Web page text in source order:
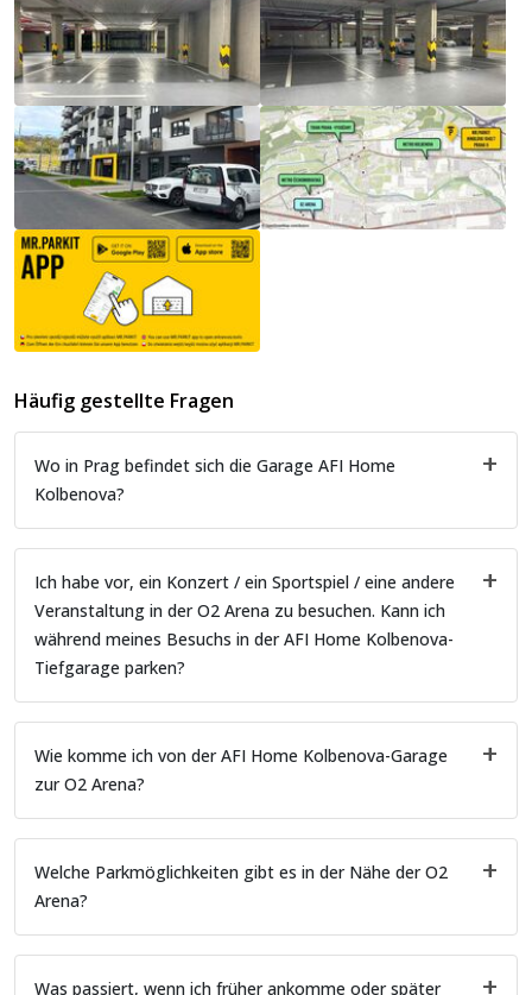
Häufig gestellte Fragen
Wo in Prag befindet sich die Garage AFI Home
Kolbenova?
Ich habe vor, ein Konzert / ein Sportspiel / eine andere
Veranstaltung in der O2 Arena zu besuchen. Kann ich
während meines Besuchs in der AFI Home Kolbenova-
Tiefgarage parken?
Wie komme ich von der AFI Home Kolbenova-Garage
zur O2 Arena?
Welche Parkmöglichkeiten gibt es in der Nähe der O2
Arena?
Was passiert, wenn ich früher ankomme oder später